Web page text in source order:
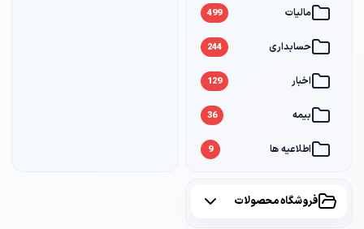
مالیات 499
حسابداری 244
اخبار 129
بیمه 36
اطلاعیه ها 9
فروشگاه محصولات